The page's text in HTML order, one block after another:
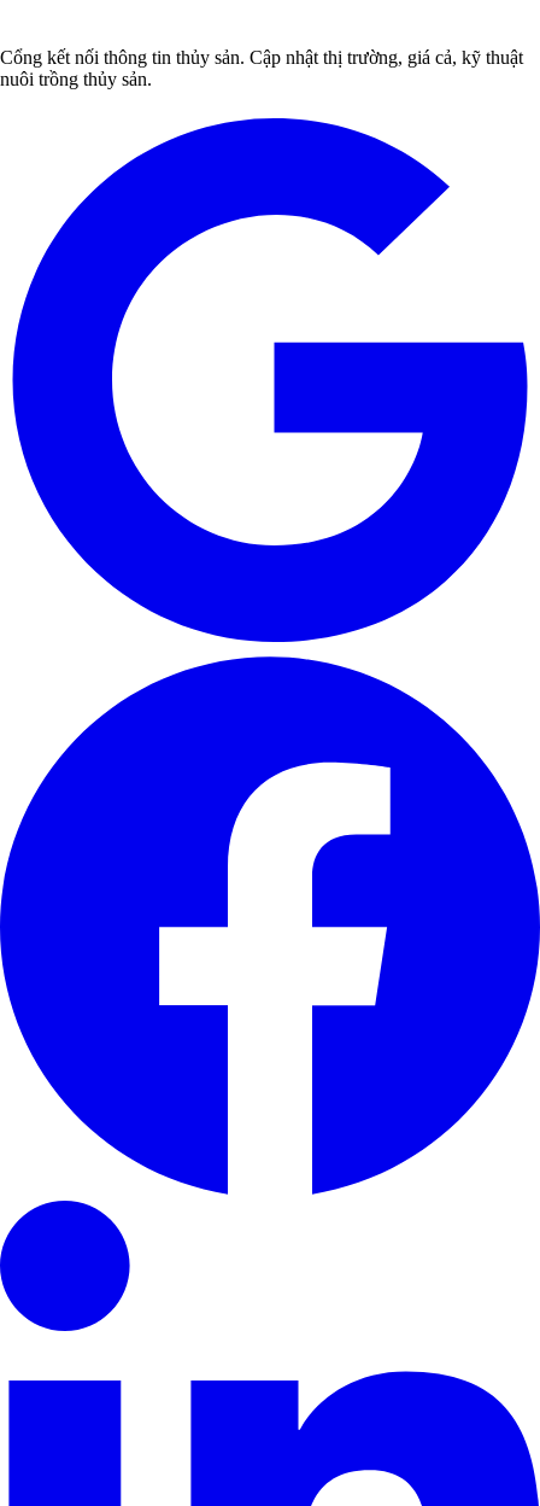
Cổng kết nối thông tin thủy sản. Cập nhật thị trường, giá cả, kỹ thuật
nuôi trồng thủy sản.